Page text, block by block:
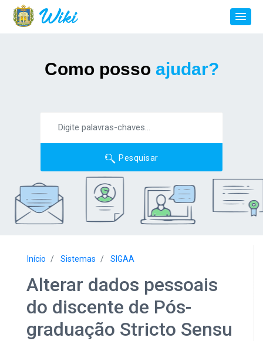
Como posso ajudar?
Pesquisar
Início Sistemas SIGAA
Alterar dados pessoais
do discente de Pós-
graduação Stricto Sensu